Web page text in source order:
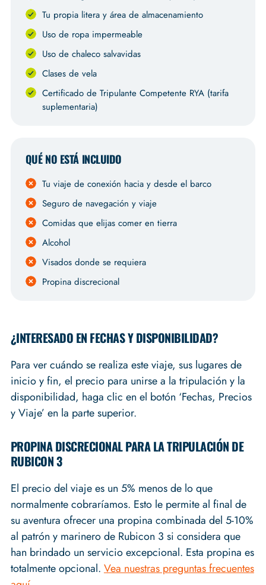
Tu propia litera y área de almacenamiento
Uso de ropa impermeable
Uso de chaleco salvavidas
Clases de vela
Certificado de Tripulante Competente RYA (tarifa
suplementaria)
QUÉ NO ESTÁ INCLUIDO
Tu viaje de conexión hacia y desde el barco
Seguro de navegación y viaje
Comidas que elijas comer en tierra
Alcohol
Visados donde se requiera
Propina discrecional
¿INTERESADO EN FECHAS Y DISPONIBILIDAD?
Para ver cuándo se realiza este viaje, sus lugares de
inicio y fin, el precio para unirse a la tripulación y la
disponibilidad, haga clic en el botón ‘Fechas, Precios
y Viaje’ en la parte superior.
PROPINA DISCRECIONAL PARA LA TRIPULACIÓN DE
RUBICON 3
El precio del viaje es un 5% menos de lo que
normalmente cobraríamos. Esto le permite al final de
su aventura ofrecer una propina combinada del 5-10%
al patrón y marinero de Rubicon 3 si considera que
han brindado un servicio excepcional. Esta propina es
totalmente opcional. Vea nuestras preguntas frecuentes